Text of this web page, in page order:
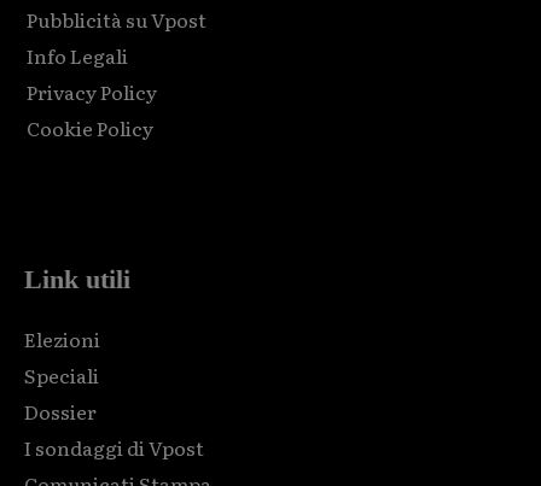
Pubblicità su Vpost
Info Legali
Privacy Policy
Cookie Policy
Link utili
Elezioni
Speciali
Dossier
I sondaggi di Vpost